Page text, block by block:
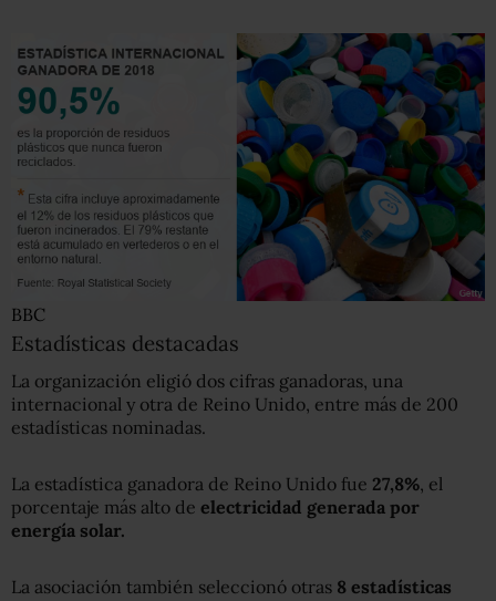
BBC
Estadísticas destacadas
La organización eligió dos cifras ganadoras, una
internacional y otra de Reino Unido, entre más de 200
estadísticas nominadas.
La estadística ganadora de Reino Unido fue 27,8% , el
porcentaje más alto de electricidad generada por
energía solar.
La asociación también seleccionó otras 8 estadísticas